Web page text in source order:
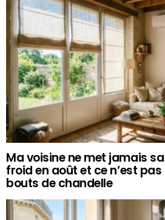
Ma voisine ne met jamais
froid en août et ce n’est
bouts de chandelle